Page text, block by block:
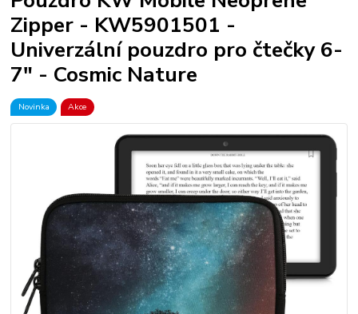
Zipper - KW5901501 -
Univerzální pouzdro pro čtečky 6-
7" - Cosmic Nature
Novinka Akce